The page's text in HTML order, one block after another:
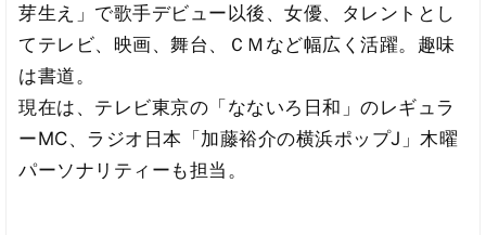
芽生え」で歌手デビュー以後、女優、タレントとし
てテレビ、映画、舞台、ＣＭなど幅広く活躍。趣味
は書道。
現在は、テレビ東京の「なないろ日和」のレギュラ
ーMC、ラジオ日本「加藤裕介の横浜ポップJ」木曜
パーソナリティーも担当。